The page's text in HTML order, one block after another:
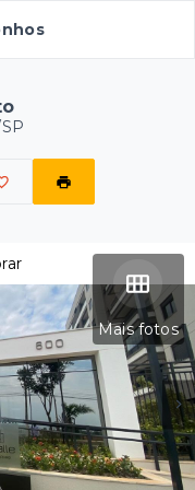
Mais fotos